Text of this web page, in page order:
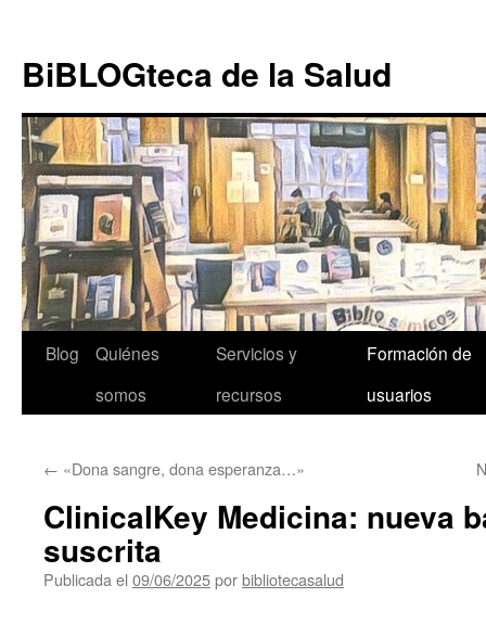
contenido
BiBLOGteca de la Salud
Blog
Quiénes
somos
Servicios y
recursos
Formación de
usuarios
← «Dona sangre, dona esperanza…»
ClinicalKey Medicina: nueva
suscrita
Publicada el 09/06/2025porbibliotecasalud